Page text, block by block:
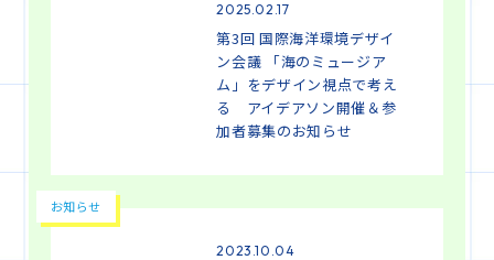
2025.02.17
第3回 国際海洋環境デザイ
ン会議 「海のミュージア
ム」をデザイン視点で考え
る アイデアソン開催＆参
加者募集のお知らせ
お知らせ
2023.10.04